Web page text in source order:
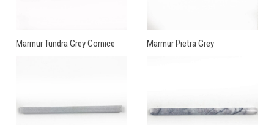
Marmur Tundra Grey Cornice Marmur Pietra Grey